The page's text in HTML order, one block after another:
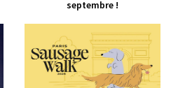
septembre !